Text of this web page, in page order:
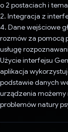
o 2 postaciach i
2. Integracja z
4. Dane wejściowe
rozmów za pomocą
usługę
Użycie interfejsu
aplikacja
podstawie danych
urządzenia możemy
problemów natury